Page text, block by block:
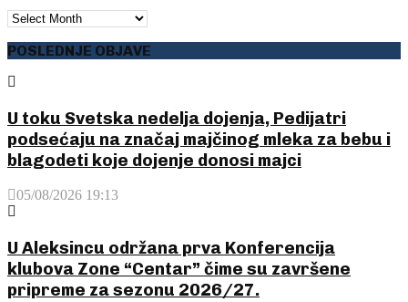
ARHIVA
POSLEDNJE OBJAVE
U toku Svetska nedelja dojenja, Pedijatri
podsećaju na značaj majčinog mleka za bebu i
blagodeti koje dojenje donosi majci
05/08/2026 19:13
U Aleksincu održana prva Konferencija
klubova Zone “Centar” čime su završene
pripreme za sezonu 2026/27.